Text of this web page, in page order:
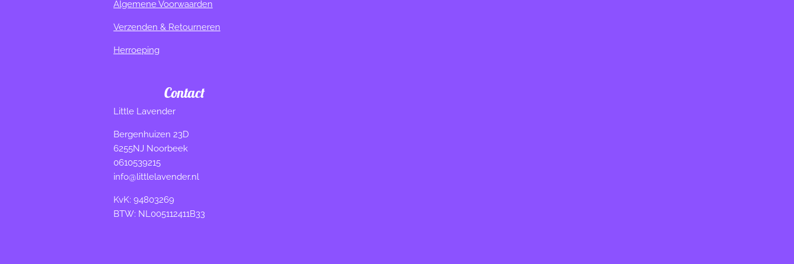
Algemene Voorwaarden
Verzenden & Retourneren
Herroeping
Contact
Little Lavender
Bergenhuizen 23D
6255NJ Noorbeek
0610539215
info@littlelavender.nl
KvK: 94803269
BTW: NL005112411B33